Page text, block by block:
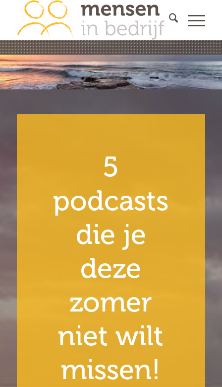
5
podcasts
die je
deze
zomer
niet wilt
missen!